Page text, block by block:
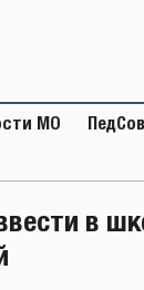
МО
в